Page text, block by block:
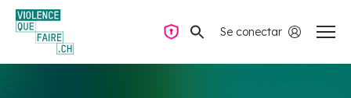
Se conectar
Navegação privada